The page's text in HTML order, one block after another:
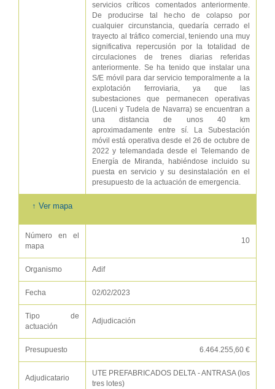
servicios críticos comentados anteriormente.
De producirse tal hecho de colapso por
cualquier circunstancia, quedaría cerrado el
trayecto al tráfico comercial, teniendo una muy
significativa repercusión por la totalidad de
circulaciones de trenes diarias referidas
anteriormente. Se ha tenido que instalar una
S/E móvil para dar servicio temporalmente a la
explotación ferroviaria, ya que las
subestaciones que permanecen operativas
(Luceni y Tudela de Navarra) se encuentran a
una distancia de unos 40 km
aproximadamente entre sí. La Subestación
móvil está operativa desde el 26 de octubre de
2022 y telemandada desde el Telemando de
Energía de Miranda, habiéndose incluido su
puesta en servicio y su desinstalación en el
presupuesto de la actuación de emergencia.
↑ Ver mapa
Número en el
mapa
10
Organismo Adif
Fecha 02/02/2023
Tipo de
actuación
Adjudicación
Presupuesto 6.464.255,60 €
Adjudicatario
UTE PREFABRICADOS DELTA - ANTRASA (los
tres lotes)